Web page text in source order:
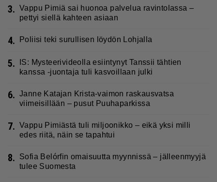
3. Vappu Pimiä sai huonoa palvelua ravintolassa –
pettyi siellä kahteen asiaan
4. Poliisi teki surullisen löydön Lohjalla
5.
IS: Mysteerivideolla esiintynyt Tanssii tähtien
kanssa -juontaja tuli kasvoillaan julki
6. Janne Katajan Krista-vaimon raskausvatsa
viimeisillään – pusut Puuhaparkissa
7. Vappu Pimiästä tuli miljoonikko – eikä yksi milli
edes riitä, näin se tapahtui
8.
Sofia Belórfin omaisuutta myynnissä – jälleenmyyjä
tulee Suomesta